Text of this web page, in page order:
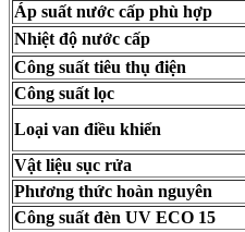
Áp suất nước cấp phù hợp
Nhiệt độ nước cấp
Công suất tiêu thụ điện
Công suất lọc
Loại van điều khiển
Vật liệu sục rửa
Phương thức hoàn nguyên
Công suất đèn UV ECO 15